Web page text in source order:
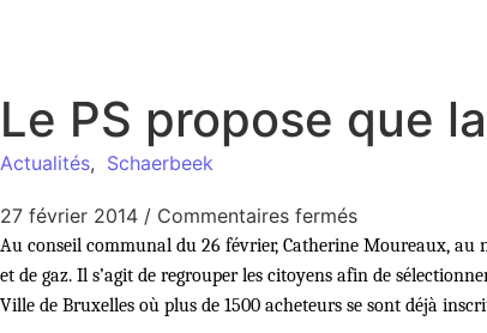
Le PS propose que
Actualités, Schaerbeek
27 février 2014 / Commentaires fermés
Au conseil communal du 26 février, Catherine Moureaux, au
et de gaz. Il s’agit de regrouper les citoyens afin de
Ville de Bruxelles où plus de 1500 acheteurs se sont déjà